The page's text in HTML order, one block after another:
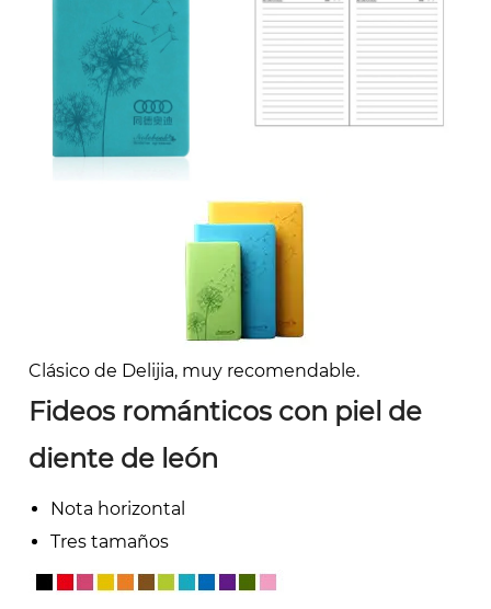
Clásico de Delijia, muy recomendable.
Fideos románticos con piel de
diente de león
Nota horizontal
Tres tamaños